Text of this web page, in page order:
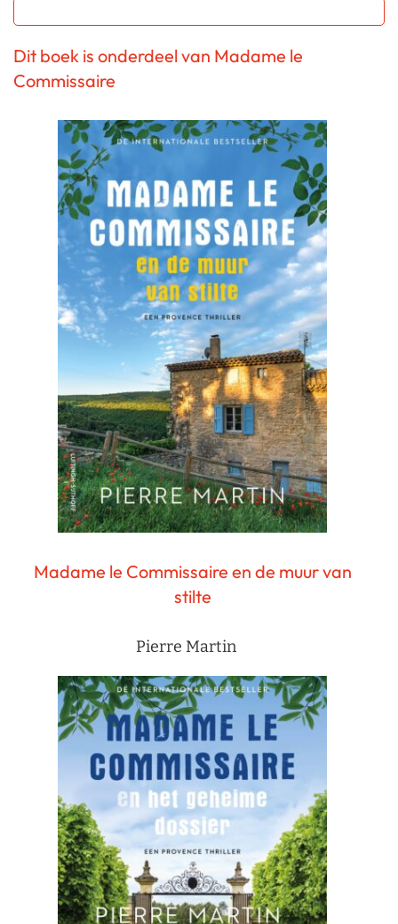
Dit boek is onderdeel van Madame le
Commissaire
Madame le Commissaire en de muur van
stilte
Pierre Martin